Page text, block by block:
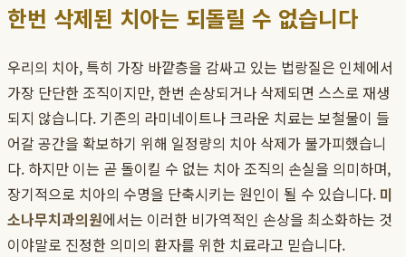
한번 삭제된 치아는 되돌릴 수 없습니다
우리의 치아, 특히 가장 바깥층을 감싸고 있는 법랑질은 인체에서
가장 단단한 조직이지만, 한번 손상되거나 삭제되면 스스로 재생
되지 않습니다. 기존의 라미네이트나 크라운 치료는 보철물이 들
어갈 공간을 확보하기 위해 일정량의 치아 삭제가 불가피했습니
다. 하지만 이는 곧 돌이킬 수 없는 치아 조직의 손실을 의미하며,
장기적으로 치아의 수명을 단축시키는 원인이 될 수 있습니다. 미
소나무치과의원에서는 이러한 비가역적인 손상을 최소화하는 것
이야말로 진정한 의미의 환자를 위한 치료라고 믿습니다.